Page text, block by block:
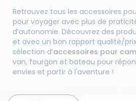
Retrouvez tous les accessoires
pour voyager avec plus de
d’autonomie. Découvrez des
et avec un bon rapport qualité/
sélection d’accessoires pour
van, fourgon et bateau pour
envies et partir à l'aventure !